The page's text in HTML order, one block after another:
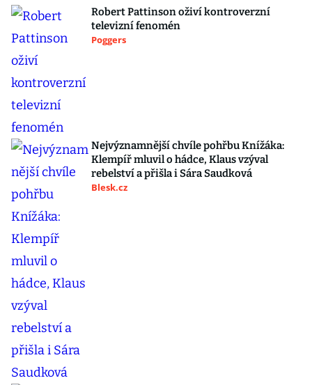
Robert Pattinson oživí kontroverzní
televizní fenomén
Poggers
Nejvýznamnější chvíle pohřbu Knížáka:
Klempíř mluvil o hádce, Klaus vzýval
rebelství a přišla i Sára Saudková
Blesk.cz